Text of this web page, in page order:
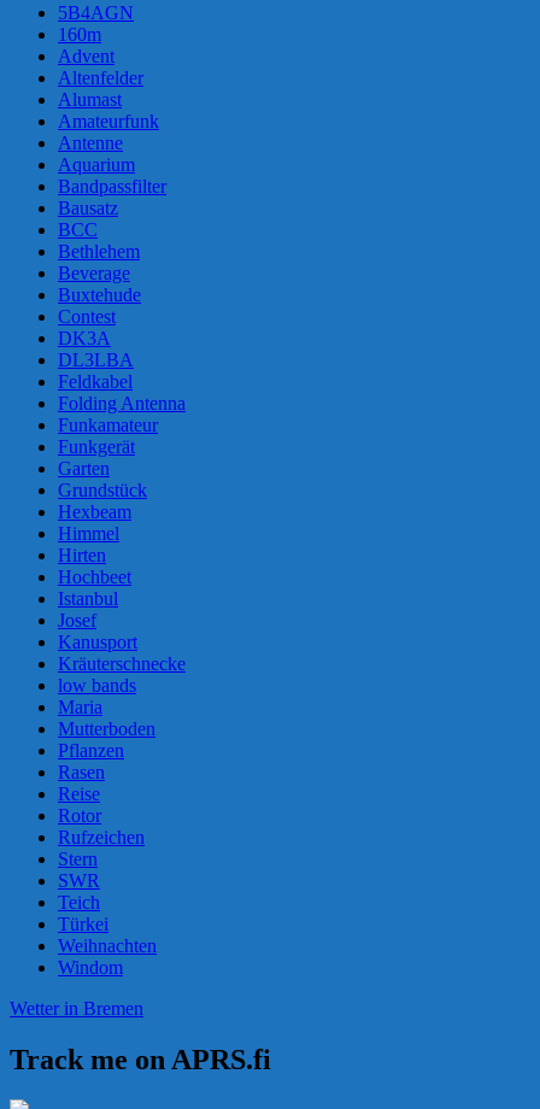
5B4AGN
160m
Advent
Altenfelder
Alumast
Amateurfunk
Antenne
Aquarium
Bandpassfilter
Bausatz
BCC
Bethlehem
Beverage
Buxtehude
Contest
DK3A
DL3LBA
Feldkabel
Folding Antenna
Funkamateur
Funkgerät
Garten
Grundstück
Hexbeam
Himmel
Hirten
Hochbeet
Istanbul
Josef
Kanusport
Kräuterschnecke
low bands
Maria
Mutterboden
Pflanzen
Rasen
Reise
Rotor
Rufzeichen
Stern
SWR
Teich
Türkei
Weihnachten
Windom
Wetter in Bremen
Track me on APRS.fi